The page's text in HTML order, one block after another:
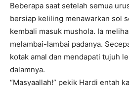
Beberapa saat setelah semua
bersiap keliling menawarkan sol
kembali masuk mushola. Ia
melambai-lambai padanya.
kotak amal dan mendapati tujuh
dalamnya.
“Masyaallah!” pekik Hardi entah